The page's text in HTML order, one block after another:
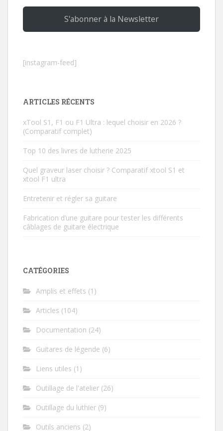
S'abonner à la Newsletter
[instagram-feed]
ARTICLES RÉCENTS
xTool S1, F1 ou F1 Ultra : lequel choisir en 2026 ?
(Comparatif complet)
Top 10 des livres de lutherie 2025
Quel graveur laser choisir ? Comparatif xtool S1 et
xtool F1 ultra
Entretenir et régler sa guitare
Fabrication d’une guitare pour tester les différents
câblages de guitare électrique
CATÉGORIES
Amplis et effets (1)
Articles (104)
Documentation (24)
Guitares de légende (6)
Liens utiles (1)
Outillage de l'atelier (26)
Outillage du luthier (9)
Outils anciens (2)